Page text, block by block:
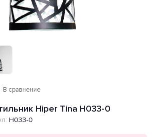
В сравнение
Hiper Tina H033-0
H033-0